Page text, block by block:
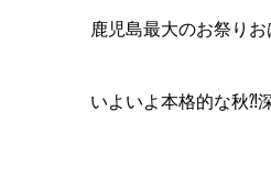
鹿児島最大のお祭りお
いよいよ本格的な秋⁈